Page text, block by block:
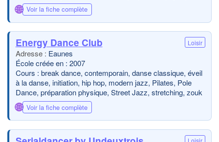
🌐 Voir la fiche complète
Energy Dance Club Loisir
Eaunes
École créée en : 2007
Cours : break dance, contemporain, danse classique, éveil
à la danse, initiation, hip hop, modern jazz, Pilates, Pole
Dance, préparation physique, Street Jazz, stretching, zouk
🌐 Voir la fiche complète
Loisir